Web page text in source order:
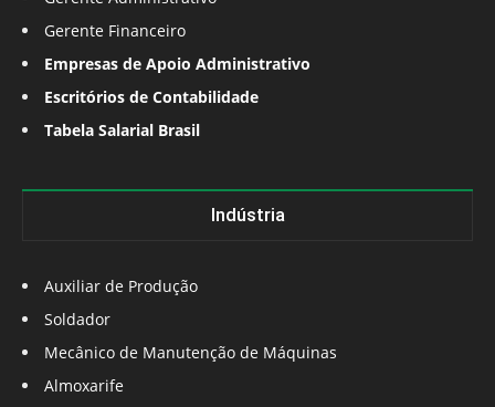
Gerente Financeiro
Empresas de Apoio Administrativo
Escritórios de Contabilidade
Tabela Salarial Brasil
Indústria
Auxiliar de Produção
Soldador
Mecânico de Manutenção de Máquinas
Almoxarife